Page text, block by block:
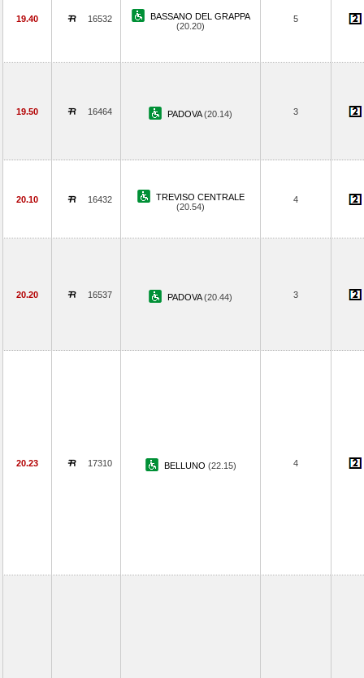
19.40 16532
BASSANO DEL GRAPPA
(20.20)
5
19.50 16464 PADOVA(20.14) 3
20.10 16432
TREVISO CENTRALE
(20.54)
4
20.20 16537 PADOVA(20.44) 3
20.23 17310 BELLUNO (22.15) 4